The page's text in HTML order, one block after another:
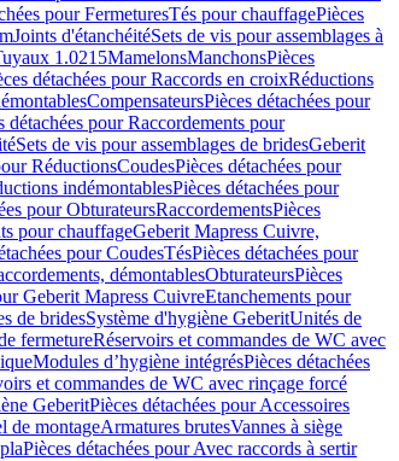
pour FermeturesTés pour chauffagePièces
Joints d'étanchéitéSets de vis pour assemblages à
1.0215MamelonsManchonsPièces
détachées pour Raccords en croixRéductions
CompensateursPièces détachées pour
détachées pour Raccordements pour
Sets de vis pour assemblages de bridesGeberit
RéductionsCoudesPièces détachées pour
indémontablesPièces détachées pour
pour ObturateursRaccordementsPièces
pour chauffageGeberit Mapress Cuivre,
pour CoudesTésPièces détachées pour
démontablesObturateursPièces
Geberit Mapress CuivreEtanchements pour
de bridesSystème d'hygiène GeberitUnités de
fermetureRéservoirs et commandes de WC avec
Modules d’hygiène intégrésPièces détachées
et commandes de WC avec rinçage forcé
GeberitPièces détachées pour Accessoires
de montageArmatures brutesVannes à siège
Pièces détachées pour Avec raccords à sertir